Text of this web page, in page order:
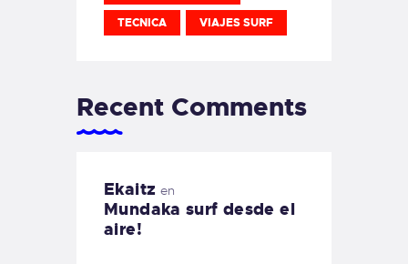
TECNICA VIAJES SURF
Recent Comments
Ekaitz en
Mundaka surf desde el
aire!